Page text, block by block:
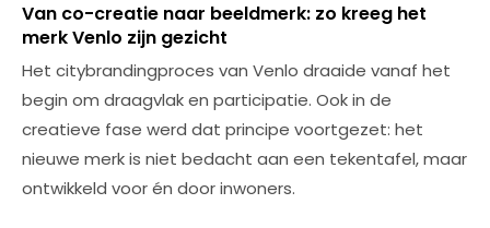
Van co-creatie naar beeldmerk: zo kreeg het
merk Venlo zijn gezicht
Het citybrandingproces van Venlo draaide vanaf het
begin om draagvlak en participatie. Ook in de
creatieve fase werd dat principe voortgezet: het
nieuwe merk is niet bedacht aan een tekentafel, maar
ontwikkeld voor én door inwoners.